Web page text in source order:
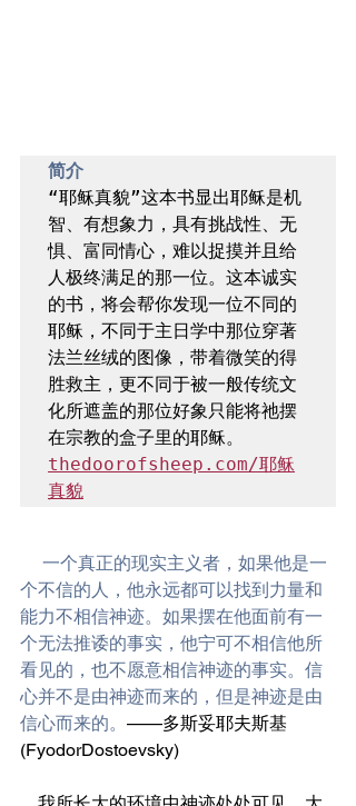
简介
“耶稣真貌”这本书显出耶稣是机
智、有想象力，具有挑战性、无
惧、富同情心，难以捉摸并且给
人极终满足的那一位。这本诚实
的书，将会帮你发现一位不同的
耶稣，不同于主日学中那位穿著
法兰丝绒的图像，带着微笑的得
胜救主，更不同于被一般传统文
化所遮盖的那位好象只能将祂摆
thedoorofsheep.com/耶稣
真貌
一个真正的现实主义者，如果他是一
个不信的人，他永远都可以找到力量和
能力不相信神迹。如果摆在他面前有一
个无法推诿的事实，他宁可不相信他所
看见的，也不愿意相信神迹的事实。信
心并不是由神迹而来的，但是神迹是由
信心而来的。 ——多斯妥耶夫斯基
(FyodorDostoevsky)